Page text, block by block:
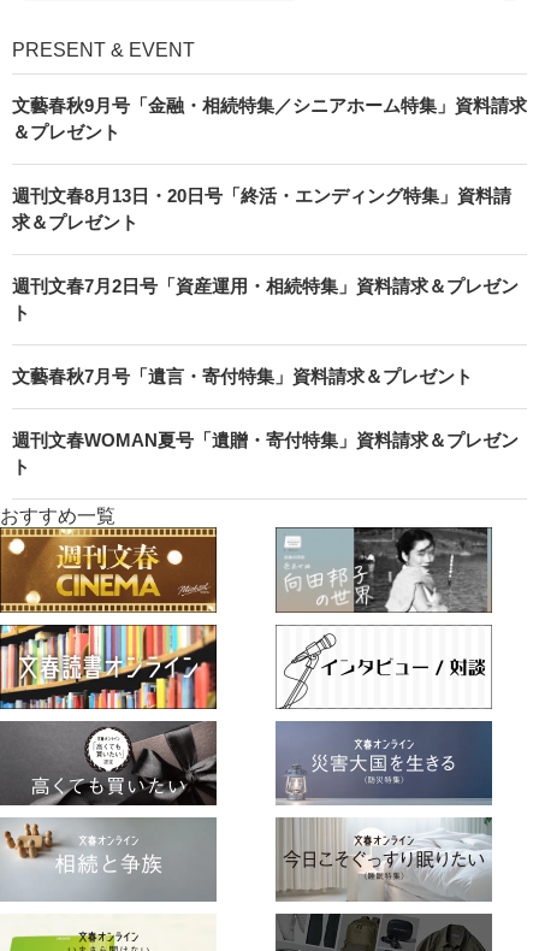
PRESENT & EVENT
文藝春秋9月号「金融・相続特集／シニアホーム特集」資料請求
＆プレゼント
週刊文春8月13日・20日号「終活・エンディング特集」資料請
求＆プレゼント
週刊文春7月2日号「資産運用・相続特集」資料請求＆プレゼン
ト
文藝春秋7月号「遺言・寄付特集」資料請求＆プレゼント
週刊文春WOMAN夏号「遺贈・寄付特集」資料請求＆プレゼン
ト
おすすめ一覧